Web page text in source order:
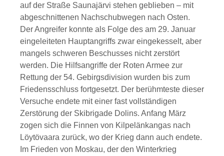
auf der Straße Saunajärvi stehen geblieben – mit
abgeschnittenen Nachschubwegen nach Osten.
Der Angreifer konnte als Folge des am 29. Januar
eingeleiteten Hauptangriffs zwar eingekesselt, aber
mangels schweren Beschusses nicht zerstört
werden. Die Hilfsangriffe der Roten Armee zur
Rettung der 54. Gebirgsdivision wurden bis zum
Friedensschluss fortgesetzt. Der berühmteste dieser
Versuche endete mit einer fast vollständigen
Zerstörung der Skibrigade Dolins. Anfang März
zogen sich die Finnen von Kilpelänkangas nach
Löytövaara zurück, wo der Krieg dann auch endete.
Im Frieden von Moskau, der den Winterkrieg